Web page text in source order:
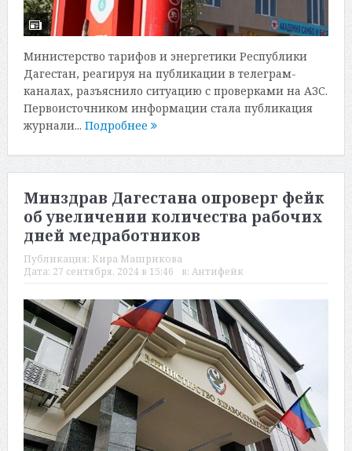
Министерство тарифов и энергетики Республики
Дагестан, реагируя на публикации в телеграм-
каналах, разъяснило ситуацию с проверками на АЗС.
Первоисточником информации стала публикация
журнали... Подробнее
Минздрав Дагестана опроверг фейк
об увеличении количества рабочих
дней медработников
Публикация: Кира Машрикова
Дата: 27 сентября, 2024 в 15:46 в: Антифейк